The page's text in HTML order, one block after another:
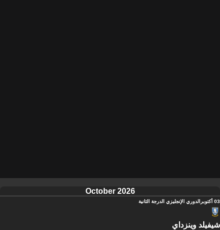
October 2026
03 أكتوبر الدوري الإنجليزي الدرجة الثانية
شيفيلد وينزداي